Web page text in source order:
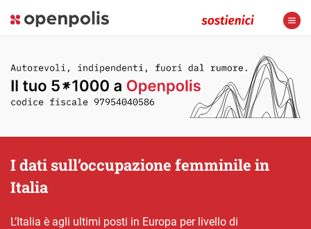
I dati sull’occupazione femminile in
Italia
L’Italia è agli ultimi posti in Europa per livello di